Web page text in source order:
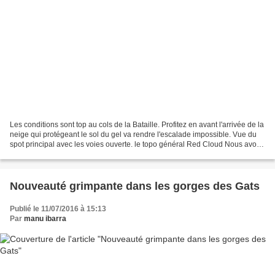
Les conditions sont top au cols de la Bataille. Profitez en avant l'arrivée de la
neige qui protégeant le sol du gel va rendre l'escalade impossible. Vue du
spot principal avec les voies ouverte. le topo général Red Cloud Nous avons
Nouveauté grimpante dans les gorges des Gats
Publié le 11/07/2016 à 15:13
Par manu ibarra